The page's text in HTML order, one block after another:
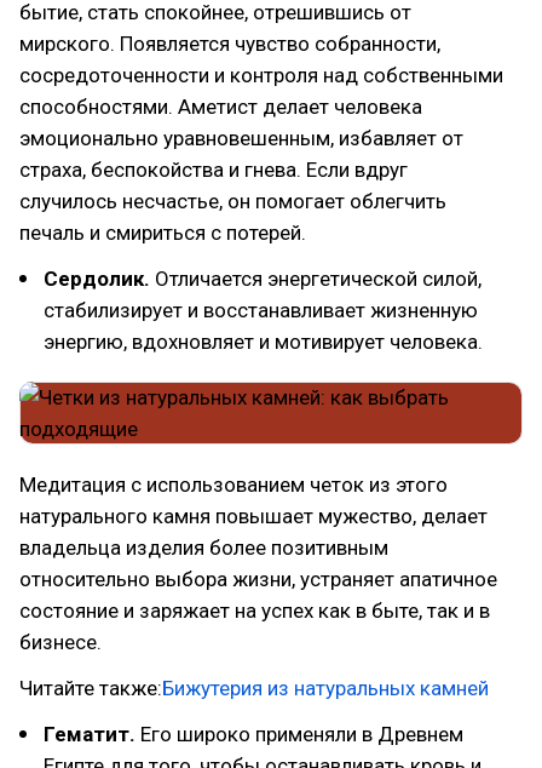
бытие, стать спокойнее, отрешившись от
мирского. Появляется чувство собранности,
сосредоточенности и контроля над собственными
способностями. Аметист делает человека
эмоционально уравновешенным, избавляет от
страха, беспокойства и гнева. Если вдруг
случилось несчастье, он помогает облегчить
печаль и смириться с потерей.
Сердолик. Отличается энергетической силой,
стабилизирует и восстанавливает жизненную
энергию, вдохновляет и мотивирует человека.
Медитация с использованием четок из этого
натурального камня повышает мужество, делает
владельца изделия более позитивным
относительно выбора жизни, устраняет апатичное
состояние и заряжает на успех как в быте, так и в
бизнесе.
Читайте также:Бижутерия из натуральных камней
Гематит. Его широко применяли в Древнем